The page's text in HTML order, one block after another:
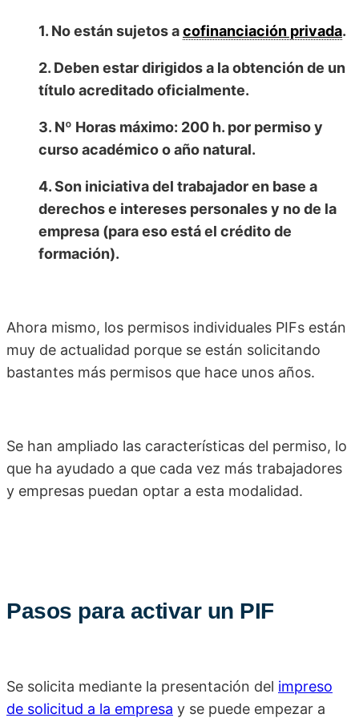
1. No están sujetos acofinanciación privada.
2. Deben estar dirigidos a la obtención de un
título acreditado oficialmente.
3. Nº Horas máximo: 200 h. por permiso y
curso académico o año natural.
4. Son iniciativa del trabajador en base a
derechos e intereses personales y no de la
empresa (para eso está el crédito de
formación).
Ahora mismo, los permisos individuales PIFs están
muy de actualidad porque se están solicitando
bastantes más permisos que hace unos años.
Se han ampliado las características del permiso, lo
que ha ayudado a que cada vez más trabajadores
y empresas puedan optar a esta modalidad.
Pasos para activar un PIF
Se solicita mediante la presentación del impreso
de solicitud a la empresa y se puede empezar a